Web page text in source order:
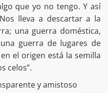
que yo no tengo. Y así
lleva a descartar a la
una guerra doméstica,
guerra de lugares de
el origen está la semilla
celos”.
y amistoso